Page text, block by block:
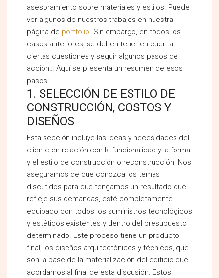
asesoramiento sobre materiales y estilos. Puede
ver algunos de nuestros trabajos en nuestra
página de portfolio. Sin embargo, en todos los
casos anteriores, se deben tener en cuenta
ciertas cuestiones y seguir algunos pasos de
acción… Aquí se presenta un resumen de esos
pasos:
1. SELECCIÓN DE ESTILO DE
CONSTRUCCIÓN, COSTOS Y
DISEÑOS
Esta sección incluye las ideas y necesidades del
cliente en relación con la funcionalidad y la forma
y el estilo de construcción o reconstrucción. Nos
aseguramos de que conozca los temas
discutidos para que tengamos un resultado que
refleje sus demandas, esté completamente
equipado con todos los suministros tecnológicos
y estéticos existentes y dentro del presupuesto
determinado. Este proceso tiene un producto
final, los diseños arquitectónicos y técnicos, que
son la base de la materialización del edificio que
acordamos al final de esta discusión. Estos